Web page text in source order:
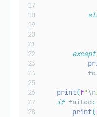
except
print(f"\n
if failed :
print(